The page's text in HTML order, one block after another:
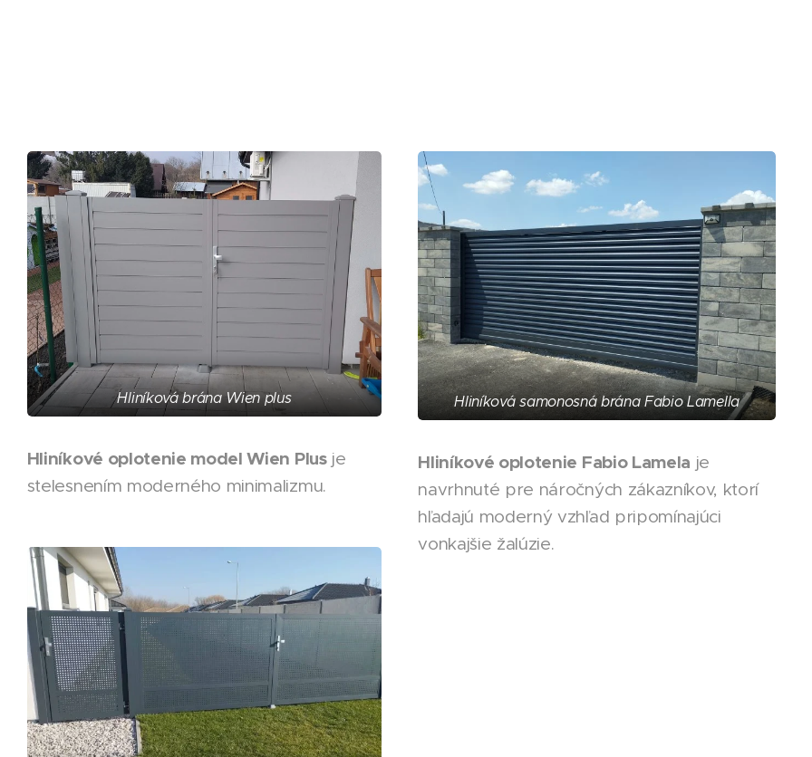
Hliníková brána Wien plus
Hliníkové oplotenie model Wien Plusje
stelesnením moderného minimalizmu.
Hliníková samonosná brána Fabio Lamella
Hliníkové oplotenie Fabio Lamela je
navrhnuté pre náročných zákazníkov, ktorí
hľadajú moderný vzhľad pripomínajúci
vonkajšie žalúzie.